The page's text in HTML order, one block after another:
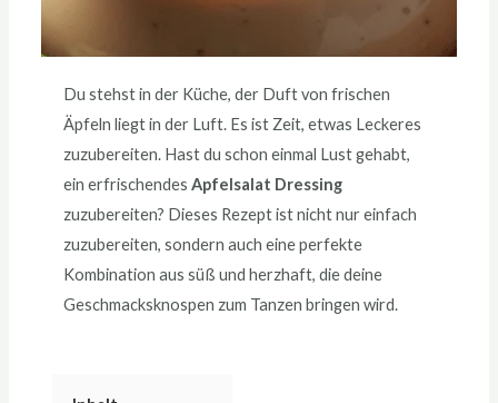
Du stehst in der Küche, der Duft von frischen
Äpfeln liegt in der Luft. Es ist Zeit, etwas Leckeres
zuzubereiten. Hast du schon einmal Lust gehabt,
ein erfrischendesApfelsalat Dressing
zuzubereiten? Dieses Rezept ist nicht nur einfach
zuzubereiten, sondern auch eine perfekte
Kombination aus süß und herzhaft, die deine
Geschmacksknospen zum Tanzen bringen wird.